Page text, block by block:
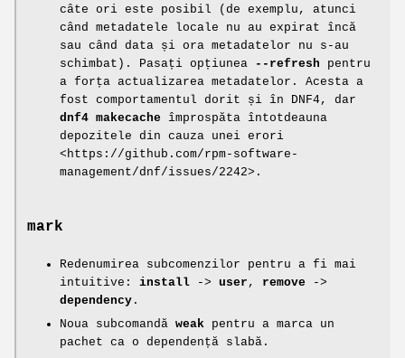
câte ori este posibil (de exemplu, atunci
când metadatele locale nu au expirat încă
sau când data și ora metadatelor nu s-au
schimbat). Pasați opțiunea
--refresh pentru
a forța actualizarea metadatelor. Acesta a
fost comportamentul dorit și în DNF4, dar
dnf4 makecache împrospăta întotdeauna
depozitele din cauza unei erori
<https://github.com/rpm-software-
management/dnf/issues/2242>.
mark
Redenumirea subcomenzilor pentru a fi mai
intuitive: install -> user , remove ->
dependency .
Noua subcomandă weak pentru a marca un
pachet ca o dependență slabă.